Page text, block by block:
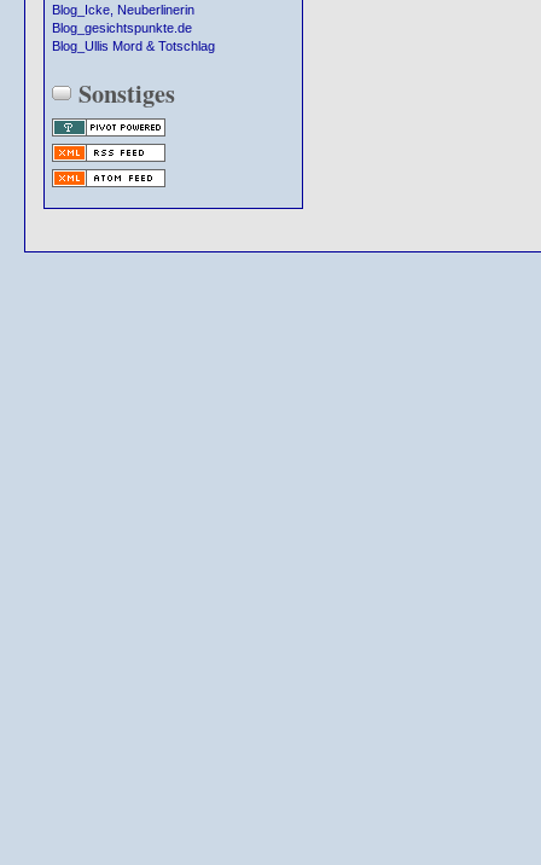
Blog_Icke, Neuberlinerin
Blog_gesichtspunkte.de
Blog_Ullis Mord & Totschlag
Sonstiges